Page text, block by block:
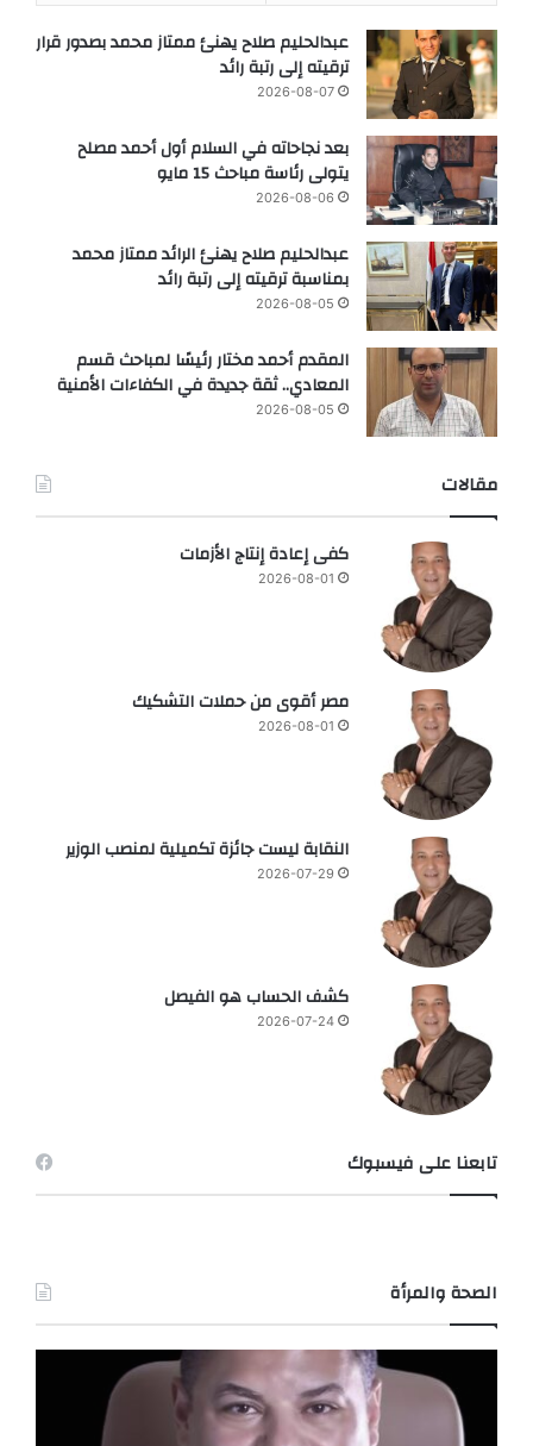
عبدالحليم صلاح يهنئ ممتاز محمد بصدور قرار
ترقيته إلى رتبة رائد
2026-08-07
بعد نجاحاته في السلام أول أحمد مصلح
يتولى رئاسة مباحث 15 مايو
2026-08-06
عبدالحليم صلاح يهنئ الرائد ممتاز محمد
بمناسبة ترقيته إلى رتبة رائد
2026-08-05
المقدم أحمد مختار رئيسًا لمباحث قسم
المعادي.. ثقة جديدة في الكفاءات الأمنية
2026-08-05
مقالات
كفى إعادة إنتاج الأزمات
2026-08-01
مصر أقوى من حملات التشكيك
2026-08-01
النقابة ليست جائزة تكميلية لمنصب الوزير
2026-07-29
كشف الحساب هو الفيصل
2026-07-24
تابعنا على فيسبوك
الصحة والمرأة